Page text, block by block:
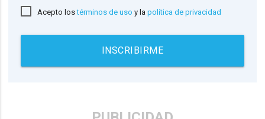
Acepto lostérminos de uso y lapolítica de privacidad
INSCRIBIRME